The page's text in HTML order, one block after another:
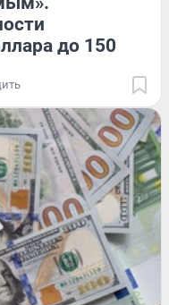
до 150